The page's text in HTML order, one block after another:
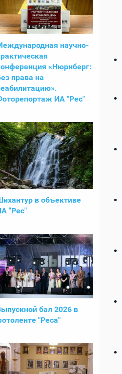
научно-
«Нюрнберг:
права на
ИА "Рес"
в объективе
"Рес"
бал 2026 в
"Реса"